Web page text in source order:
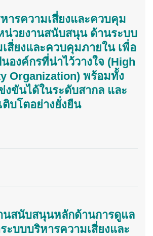
ารความเสี่ยงและควบคุม
น่วยงานสนับสนุน ด้านระบบ
สี่ยงและควบคุมภายใน เพื่อ
องค์กรที่น่าไว้วางใจ (High
Organization) พร้อมทั้ง
งขันได้ในระดับสากล และ
ติบโตอย่างยั่งยืน
นสนับสนุนหลักด้านการดูแล
บบบริหารความเสี่ยงและ